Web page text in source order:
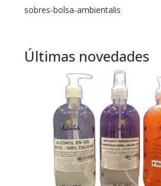
sobres-bolsa-ambientalis
Últimas novedades